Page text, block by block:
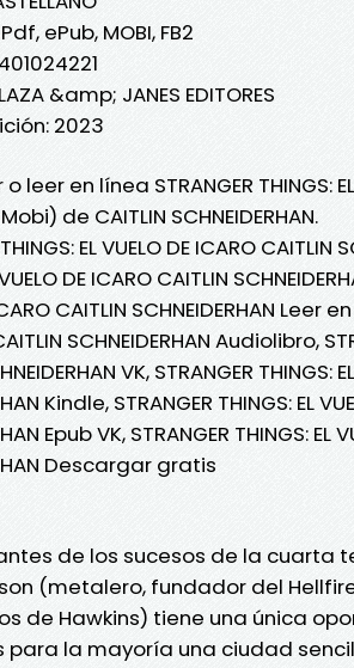
ePub, MOBI, FB2
&amp; JANES EDITORES
2023
leer en línea STRANGER THINGS:
de CAITLIN SCHNEIDERHAN.
EL VUELO DE ICARO CAITLIN
DE ICARO CAITLIN
CAITLIN SCHNEIDERHAN Leer
SCHNEIDERHAN Audiolibro,
VK, STRANGER THINGS:
Kindle, STRANGER THINGS: EL
Epub VK, STRANGER THINGS: EL
Descargar gratis
de los sucesos de la cuarta
(metalero, fundador del
de Hawkins) tiene una única
para la mayoría una ciudad